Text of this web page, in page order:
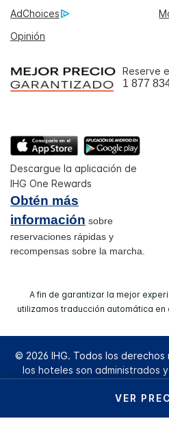
VER
AdChoices
Opinión
Reserve
1 877
Descargue la aplicación de
IHG One Rewards
Obtén más
información sobre
reservaciones rápidas y
recompensas sobre la marcha.
A fin de garantizar la mejor
utilizamos traducción automática
© 2026 IHG. Todos los
los hoteles son administrados